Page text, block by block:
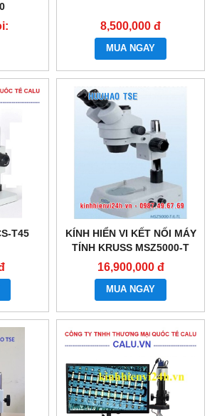
8,500,000 đ
MUA NGAY
T45
KÍNH HIỂN VI KẾT NỐI MÁY
TÍNH KRUSS MSZ5000-T
16,900,000 đ
MUA NGAY